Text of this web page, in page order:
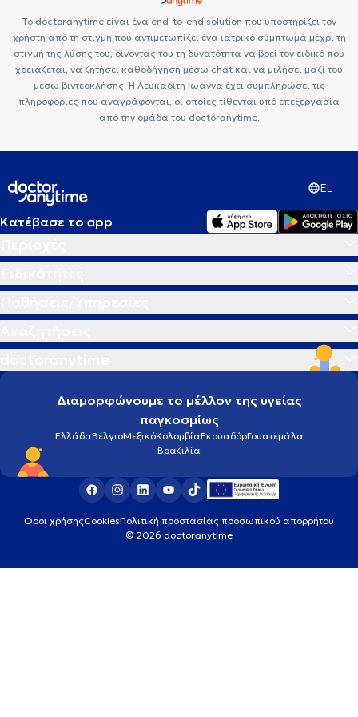
Το doctoranytime είναι ένα end-to-end solution που υποστηρίζει τον
χρήστη από τη στιγμή που αντιμετωπίζει ένα ιατρικό σύμπτωμα μέχρι τη
στιγμή της λύσης του, δίνοντας του τη δυνατότητα να βρεί τον ειδικό που
χρειάζεται, να ζητήσει καθοδήγηση μέσω chat και να μιλήσει μαζί του
μέσω βιντεοκλήσης. Η Λευκαδιτη Ιωαννα έχει συμπληρώσει τις
πληροφορίες που αναγράφονται, οι οποίες τίθενται υπό επεξεργασία
από την ομάδα του doctoranytime.
EL
Κατέβασε το app
Διαμορφώνουμε το μέλλον της υγείας
παγκοσμίως
ΕλλάδαΒέλγιοΜεξικόΚολομβίαΕκουαδόρΓουατεμάλα
Βραζιλία
Οροι χρήσηςCookiesΠολιτική προστασίας προσωπικού απορρήτου
© 2026 doctoranytime